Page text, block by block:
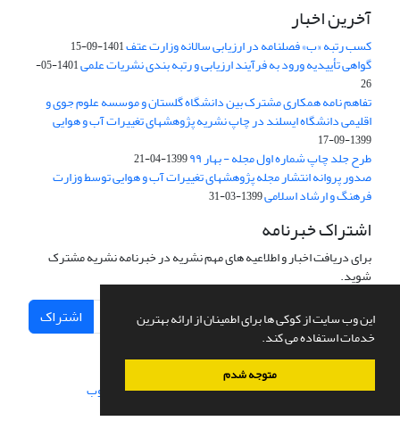
این وب سایت از کوکی ها برای اطمینان از ارائه بهترین
خدمات استفاده می کند.
متوجه شدم
آخرین اخبار
کسب رتبه «ب» فصلنامه در ارزیابی سالانه وزارت عتف1401-09-15
گواهی تأییدیه ورود به فرآیند ارزیابی و رتبه بندی نشریات علمی
1401-05-
26
تفاهم نامه همکاری مشترک بین دانشگاه گلستان و موسسه علوم جوی و
اقلیمی دانشگاه ایسلند در چاپ نشریه پژوهشهای تغییرات آب و هوایی
1399-09-17
طرح جلد چاپ شماره اول مجله - بهار ۹۹ 1399-04-21
صدور پروانه انتشار مجله پژوهشهای تغییرات آب و هوایی توسط وزارت
فرهنگ و ارشاد اسلامی1399-03-31
اشتراک خبرنامه
برای دریافت اخبار و اطلاعیه های مهم نشریه در خبرنامه نشریه مشترک
شوید.
اشتراک
سامانه مدیریت نشریات علمی.طراحی و پیاده سازی از سیناوب